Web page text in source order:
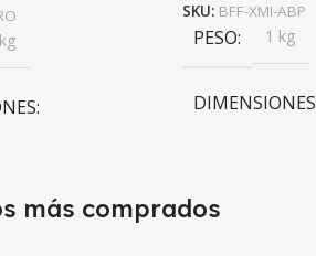
SKU: BFF-XMI-ABP
PESO 1 kg
DIMENSIONES
más comprados